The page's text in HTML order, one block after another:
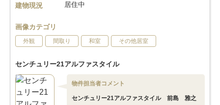
建物現況
居住中
画像カテゴリ
外観 間取り 和室 その他居室
センチュリー21アルファスタイル
物件担当者コメント
センチュリー21アルファスタイル 前島 雅之